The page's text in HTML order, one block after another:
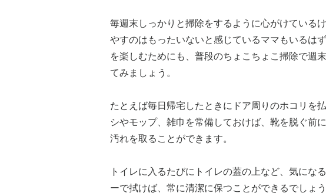
毎週末しっかりと掃除をするように心がけている
やすのはもったいないと感じているママもいるは
を楽しむためにも、普段のちょこちょこ掃除で週
てみましょう。
たとえば毎日帰宅したときにドア周りのホコリを
シやモップ、雑巾を常備しておけば、靴を脱ぐ前
汚れを取ることができます。
トイレに入るたびにトイレの蓋の上など、気にな
ーで拭けば、常に清潔に保つことができるでしょう